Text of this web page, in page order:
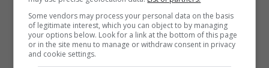
esperienza nella pubblicazione di giochi di
ruolo narrativi“. Ha poi aggiunto: “Non
vediamo l’ora di collaborare per portare il
primo capitolo della saga di Dawnwalker ai
Some vendors may process your personal data on the basis
of legitimate interest, which you can object to by managing
your options below. Look for a link at the bottom of this page
or in the site menu to manage or withdraw consent in privacy
and cookie settings.